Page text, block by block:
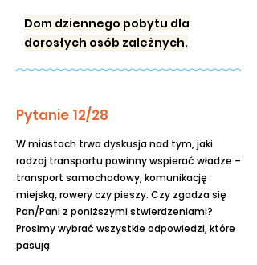
Dom dziennego pobytu dla
dorosłych osób zależnych.
Pytanie 12/28
W miastach trwa dyskusja nad tym, jaki
rodzaj transportu powinny wspierać władze –
transport samochodowy, komunikację
miejską, rowery czy pieszy. Czy zgadza się
Pan/Pani z poniższymi stwierdzeniami?
Prosimy wybrać wszystkie odpowiedzi, które
pasują.